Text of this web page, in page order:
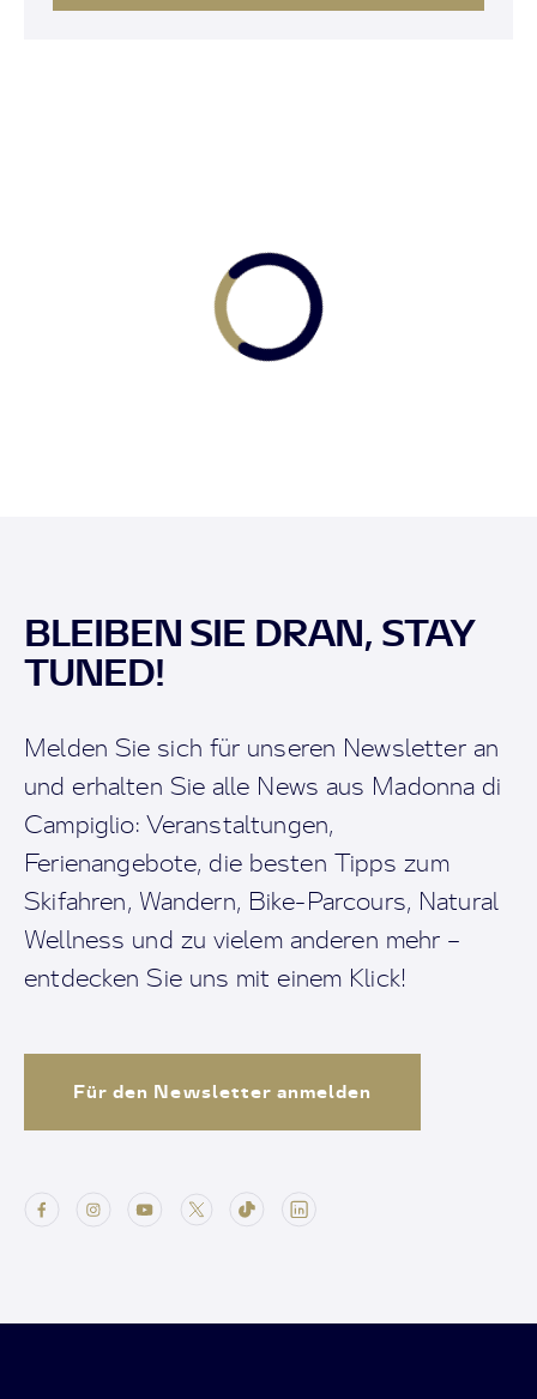
BLEIBEN SIE DRAN, STAY
TUNED!
Melden Sie sich für unseren Newsletter an
und erhalten Sie alle News aus Madonna di
Campiglio: Veranstaltungen,
Ferienangebote, die besten Tipps zum
Skifahren, Wandern, Bike-Parcours, Natural
Wellness und zu vielem anderen mehr –
entdecken Sie uns mit einem Klick!
Für den Newsletter anmelden